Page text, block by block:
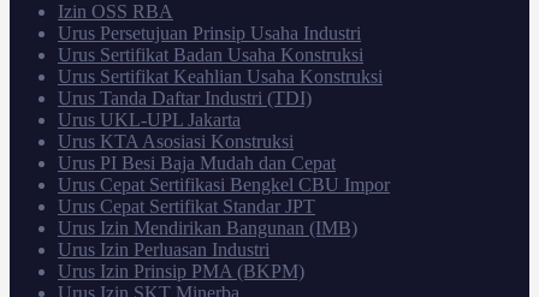
Izin OSS RBA
Urus Persetujuan Prinsip Usaha Industri
Urus Sertifikat Badan Usaha Konstruksi
Urus Sertifikat Keahlian Usaha Konstruksi
Urus Tanda Daftar Industri (TDI)
Urus UKL-UPL Jakarta
Urus KTA Asosiasi Konstruksi
Urus PI Besi Baja Mudah dan Cepat
Urus Cepat Sertifikasi Bengkel CBU Impor
Urus Cepat Sertifikat Standar JPT
Urus Izin Mendirikan Bangunan (IMB)
Urus Izin Perluasan Industri
Urus Izin Prinsip PMA (BKPM)